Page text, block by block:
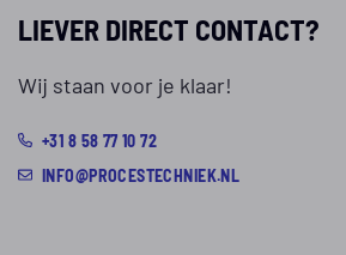
LIEVER DIRECT CONTACT?
Wij staan voor je klaar!
+31 8 58 77 10 72
INFO@PROCESTECHNIEK.NL